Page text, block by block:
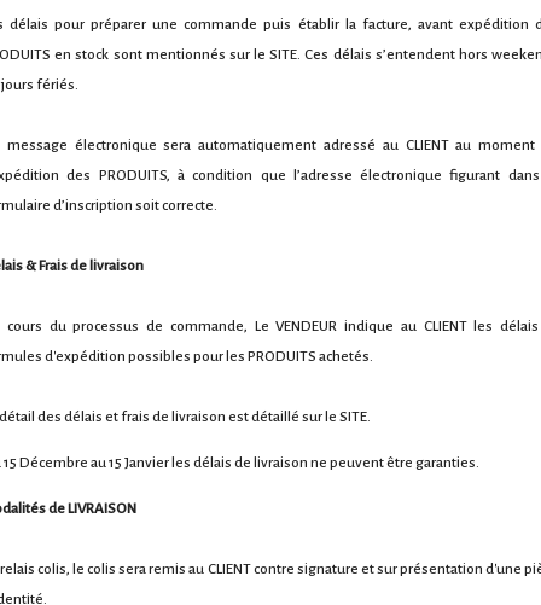
délais pour préparer une commande puis établir la facture, avant expédition
en stock sont mentionnés sur le SITE. Ces délais s’entendent hors
fériés.
message électronique sera automatiquement adressé au CLIENT au moment
des PRODUITS, à condition que l’adresse électronique figurant
d’inscription soit correcte.
& Frais de livraison
cours du processus de commande, Le VENDEUR indique au CLIENT les
d'expédition possibles pour les PRODUITS achetés.
des délais et frais de livraison est détaillé sur le SITE.
15 Décembre au 15 Janvier les délais de livraison ne peuvent être garanties.
de LIVRAISON
relais colis, le colis sera remis au CLIENT contre signature et sur présentation d'une